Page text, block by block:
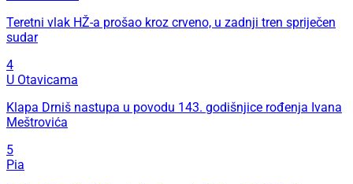
Teretni vlak HŽ-a prošao kroz crveno, u zadnji tren spriječen
sudar
4
U Otavicama
Klapa Drniš nastupa u povodu 143. godišnjice rođenja Ivana
Meštrovića
5
Pia